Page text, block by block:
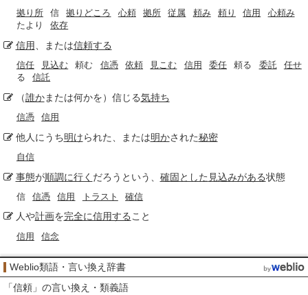
拠り所 信 拠りどころ 心頼 拠所 従属 頼み 頼り 信用
心頼み
たより
依存
信用 、または信頼する
信任 見込む 頼む 信憑 依頼 見こむ 信用 委任 頼る 委託
任せ
る
信託
（誰かまたは何かを）信じる気持ち
信憑 信用
他人にうち明けられた、または明かされた秘密
自信
事態が順調に行く だろうという、 確固とした 見込みがある状態
信 信憑 信用 トラスト 確信
人や計画を完全に信用すること
信用 信念
Weblio類語・言い換え辞書
「信頼 」の言い換え・類義語